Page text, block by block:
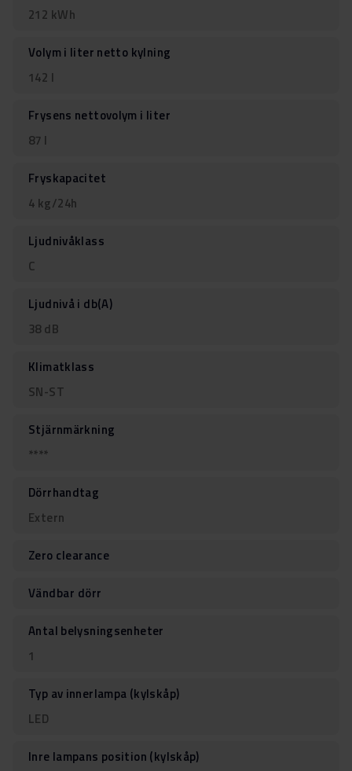
212 kWh
Volym i liter netto kylning
142 l
Frysens nettovolym i liter
87 l
Fryskapacitet
4 kg/24h
Ljudnivåklass
C
Ljudnivå i db(A)
38 dB
Klimatklass
SN-ST
Stjärnmärkning
****
Dörrhandtag
Extern
Zero clearance
Vändbar dörr
Antal belysningsenheter
1
Typ av innerlampa (kylskåp)
LED
Inre lampans position (kylskåp)